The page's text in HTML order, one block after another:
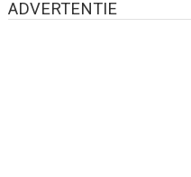
ADVERTENTIE